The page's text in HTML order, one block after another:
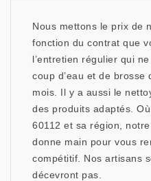
Nous mettons le prix de
fonction du contrat que
l’entretien régulier qui
coup d’eau et de
mois. Il y a aussi le
des produits adaptés.
60112 et sa région,
donne main pour vous
compétitif. Nos artisans
décevront pas.